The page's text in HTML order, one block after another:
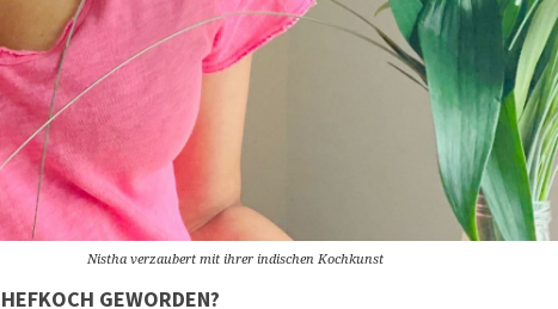
Nistha verzaubert mit ihrer indischen Kochkunst
GEWORDEN?